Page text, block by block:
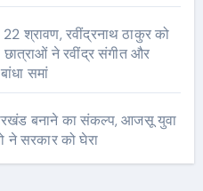
श्रावण, रवींद्रनाथ ठाकुर को
छात्राओं ने रवींद्र संगीत और
समां
बनाने का संकल्प, आजसू युवा
सरकार को घेरा